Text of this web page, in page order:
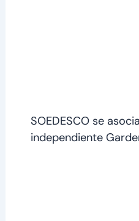
SOEDESCO se
independiente